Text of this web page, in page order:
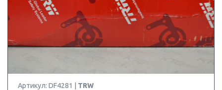
Артикул: DF4281 | TRW